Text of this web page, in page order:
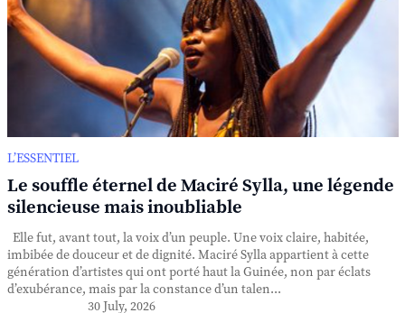
L’ESSENTIEL
Le souffle éternel de Maciré Sylla, une légende
silencieuse mais inoubliable
Elle fut, avant tout, la voix d’un peuple. Une voix claire, habitée,
imbibée de douceur et de dignité. Maciré Sylla appartient à cette
génération d’artistes qui ont porté haut la Guinée, non par éclats
d’exubérance, mais par la constance d’un talen...
30 July, 2026